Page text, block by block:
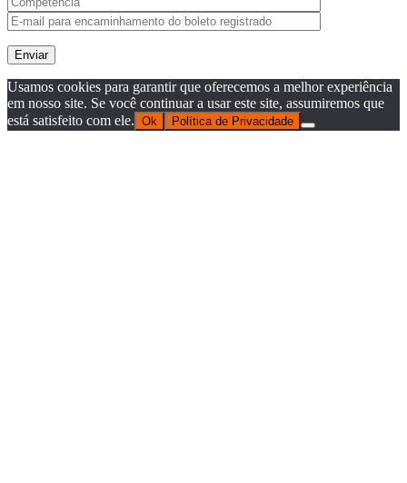
Usamos cookies para garantir que oferecemos a melhor experiência
em nosso site. Se você continuar a usar este site, assumiremos que
está satisfeito com ele. Ok Política de Privacidade